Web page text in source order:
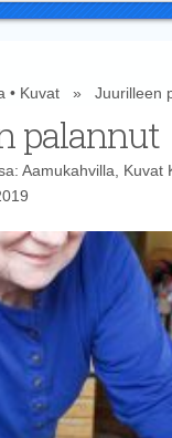
• Kuvat» Juurilleen
palannut
Aamukahvilla, Kuvat